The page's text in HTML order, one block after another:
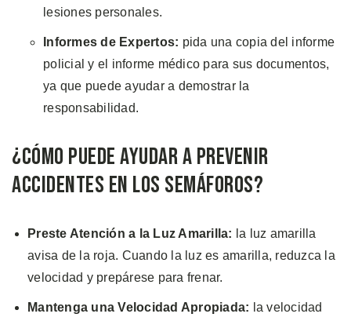
lesiones personales.
Informes de Expertos: pida una copia del informe
policial y el informe médico para sus documentos,
ya que puede ayudar a demostrar la
responsabilidad.
¿Cómo Puede Ayudar a Prevenir
Accidentes en los Semáforos?
Preste Atención a la Luz Amarilla: la luz amarilla
avisa de la roja. Cuando la luz es amarilla, reduzca la
velocidad y prepárese para frenar.
Mantenga una Velocidad Apropiada: la velocidad